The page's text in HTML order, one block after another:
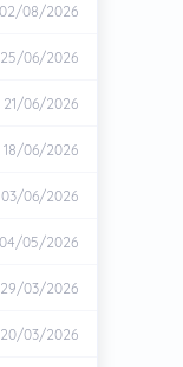
02/08/2026
25/06/2026
21/06/2026
18/06/2026
03/06/2026
04/05/2026
29/03/2026
20/03/2026